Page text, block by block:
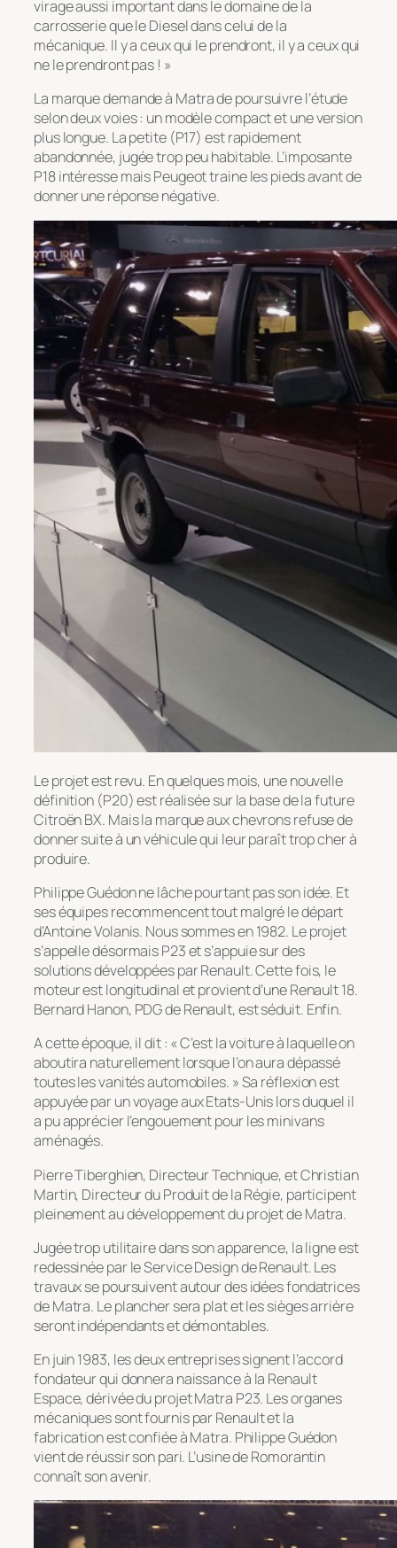
virage aussi important dans le domaine de la
carrosserie que le Diesel dans celui de la
mécanique. Il y a ceux qui le prendront, il y a ceux qui
ne le prendront pas ! »
La marque demande à Matra de poursuivre l’étude
selon deux voies : un modèle compact et une version
plus longue. La petite (P17) est rapidement
abandonnée, jugée trop peu habitable. L’imposante
P18 intéresse mais Peugeot traine les pieds avant de
donner une réponse négative.
Le projet est revu. En quelques mois, une nouvelle
définition (P20) est réalisée sur la base de la future
Citroën BX. Mais la marque aux chevrons refuse de
donner suite à un véhicule qui leur paraît trop cher à
produire.
Philippe Guédon ne lâche pourtant pas son idée. Et
ses équipes recommencent tout malgré le départ
d’Antoine Volanis. Nous sommes en 1982. Le projet
s’appelle désormais P23 et s’appuie sur des
solutions développées par Renault. Cette fois, le
moteur est longitudinal et provient d’une Renault 18.
Bernard Hanon, PDG de Renault, est séduit. Enfin.
A cette époque, il dit : « C’est la voiture à laquelle on
aboutira naturellement lorsque l’on aura dépassé
toutes les vanités automobiles. » Sa réflexion est
appuyée par un voyage aux Etats-Unis lors duquel il
a pu apprécier l’engouement pour les minivans
aménagés.
Pierre Tiberghien, Directeur Technique, et Christian
Martin, Directeur du Produit de la Régie, participent
pleinement au développement du projet de Matra.
Jugée trop utilitaire dans son apparence, la ligne est
redessinée par le Service Design de Renault. Les
travaux se poursuivent autour des idées fondatrices
de Matra. Le plancher sera plat et les sièges arrière
seront indépendants et démontables.
En juin 1983, les deux entreprises signent l’accord
fondateur qui donnera naissance à la Renault
Espace, dérivée du projet Matra P23. Les organes
mécaniques sont fournis par Renault et la
fabrication est confiée à Matra. Philippe Guédon
vient de réussir son pari. L’usine de Romorantin
connaît son avenir.